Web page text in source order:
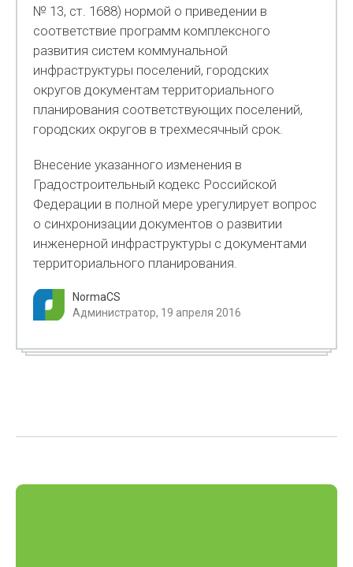
№ 13, ст. 1688) нормой о приведении в
соответствие программ комплексного
развития систем коммунальной
инфраструктуры поселений, городских
округов документам территориального
планирования соответствующих поселений,
городских округов в трехмесячный срок.
Внесение указанного изменения в
Градостроительный кодекс Российской
Федерации в полной мере урегулирует вопрос
о синхронизации документов о развитии
инженерной инфраструктуры с документами
территориального планирования.
NormaCS
Администратор, 19 апреля 2016